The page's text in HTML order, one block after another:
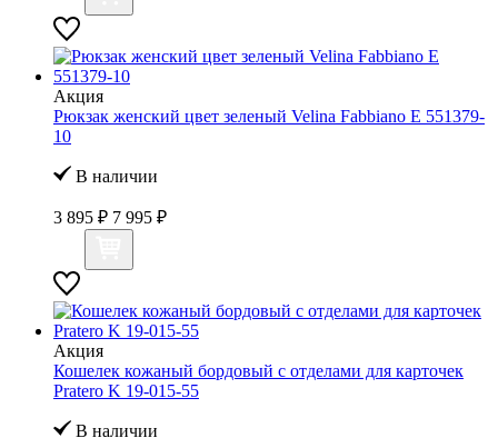
Акция
Рюкзак женский цвет зеленый Velina Fabbiano E 551379-
10
В наличии
3 895 ₽ 7 995 ₽
Акция
Кошелек кожаный бордовый с отделами для карточек
Pratero K 19-015-55
В наличии